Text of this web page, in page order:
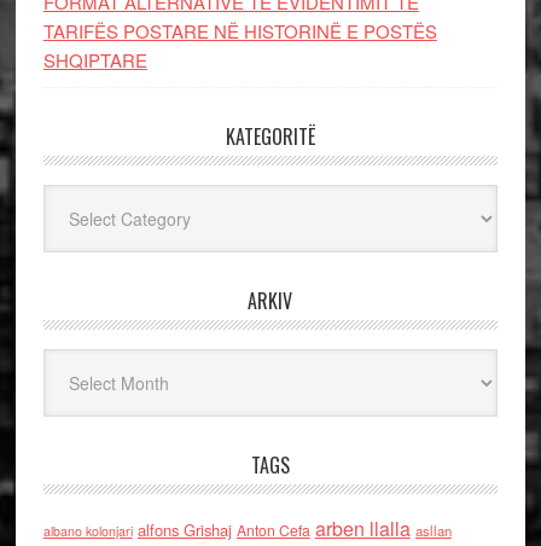
TARIFËS POSTARE NË HISTORINË E POSTËS
SHQIPTARE
KATEGORITË
ARKIV
TAGS
albano kolonjari alfons Grishaj Anton Cefa arben llalla asllan